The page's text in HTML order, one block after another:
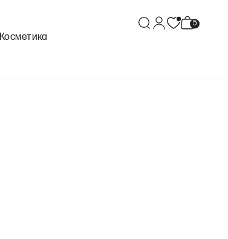
Косметика